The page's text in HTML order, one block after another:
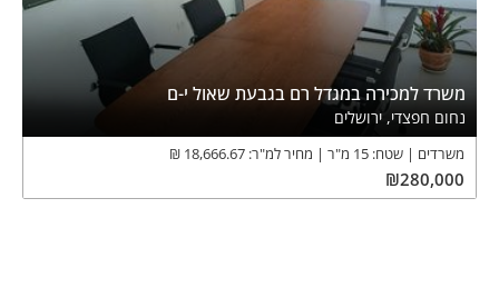
משרד למכירה במגדל רם בגבעת שאול י-ם
נחום חפצדי, ירושלים
משרדים שטח: 15 מ"ר מחיר למ"ר: 18,666.67
₪
₪280,000